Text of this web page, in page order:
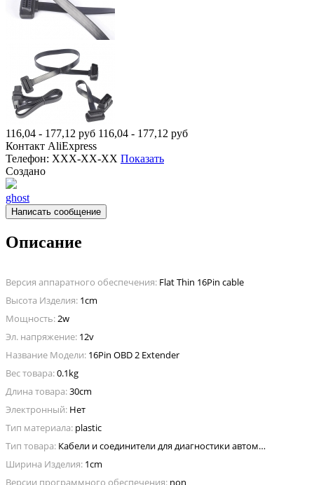
116,04 - 177,12 руб 116,04 - 177,12 руб
Контакт AliExpress
Телефон: XXX-XX-XX Показать
Создано
ghost
Написать сообщение
Описание
Версия аппаратного обеспечения: Flat Thin 16Pin cable
Высота Изделия: 1cm
Мощность:2w
Эл. напряжение: 12v
Название Модели: 16Pin OBD 2 Extender
Вес товара:0.1kg
Длина товара:30cm
Электронный: Нет
Тип материала: plastic
Тип товара:
Кабели и соединители для диагностики автомобиля
Ширина Изделия: 1cm
Версии программного обеспечения: non